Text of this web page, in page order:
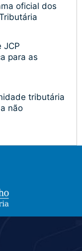
oficial dos
JCP
para as
tributária
não